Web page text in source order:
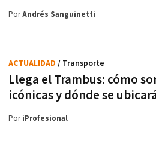
PorAndrés Sanguinetti
Llega el Trambus: cómo
icónicas y dónde se
ACTUALIDAD / Transporte
PoriProfesional